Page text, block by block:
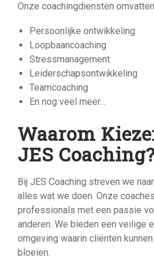
Onze coachingdiensten
Persoonlijke ontwikkeling
Loopbaancoaching
Stressmanagement
Leiderschapsontwikkeling
Teamcoaching
En nog veel meer…
Waarom
JES
Bij JES Coaching streven we
alles wat we doen. Onze
professionals met een passie
anderen. We bieden een veilige
omgeving waarin cliënten
bloeien.